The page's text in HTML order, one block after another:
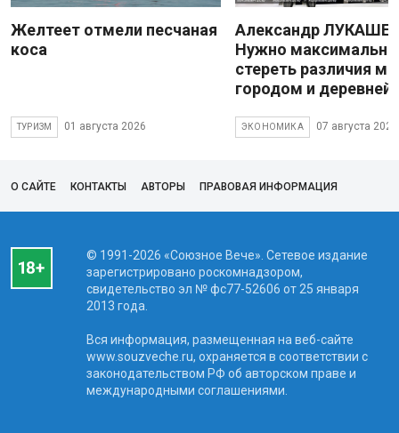
Желтеет отмели песчаная
коса
ТУРИЗМ 01 августа 2026
Александр
Нужно максимально
стереть различия
городом и деревней
ЭКОНОМИКА 07 августа 2026
О САЙТЕ КОНТАКТЫ АВТОРЫ ПРАВОВАЯ ИНФОРМАЦИЯ
© 1991-2026 «Союзное Вече». Сетевое издание
зарегистрировано роскомнадзором,
свидетельство эл № фc77-52606 от 25 января
2013 года.
Вся информация, размещенная на веб-сайте
www.souzveche.ru, охраняется в соответствии с
законодательством РФ об авторском праве и
международными соглашениями.